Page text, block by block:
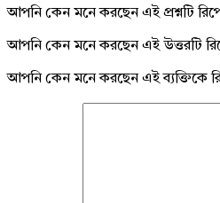
আপনি কেন মনে করছেন এই প্রশ্নটি
আপনি কেন মনে করছেন এই উত্তরটি
আপনি কেন মনে করছেন এই ব্যক্তিকে